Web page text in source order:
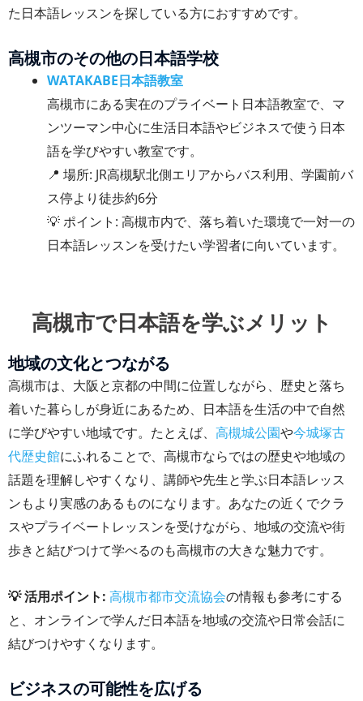
た日本語レッスンを探している方におすすめです。
高槻市のその他の日本語学校
WATAKABE日本語教室
高槻市にある実在のプライベート日本語教室で、マ
ンツーマン中心に生活日本語やビジネスで使う日本
語を学びやすい教室です。
📍 場所: JR高槻駅北側エリアからバス利用、学園前バ
ス停より徒歩約6分
💡 ポイント: 高槻市内で、落ち着いた環境で一対一の
日本語レッスンを受けたい学習者に向いています。
高槻市で日本語を学ぶメリット
地域の文化とつながる
高槻市は、大阪と京都の中間に位置しながら、歴史と落ち
着いた暮らしが身近にあるため、日本語を生活の中で自然
に学びやすい地域です。たとえば、 高槻城公園や今城塚古
代歴史館にふれることで、高槻市ならではの歴史や地域の
話題を理解しやすくなり、講師や先生と学ぶ日本語レッス
ンもより実感のあるものになります。あなたの近くでクラ
スやプライベートレッスンを受けながら、地域の交流や街
歩きと結びつけて学べるのも高槻市の大きな魅力です。
💡 活用ポイント: 高槻市都市交流協会の情報も参考にする
と、オンラインで学んだ日本語を地域の交流や日常会話に
結びつけやすくなります。
ビジネスの可能性を広げる